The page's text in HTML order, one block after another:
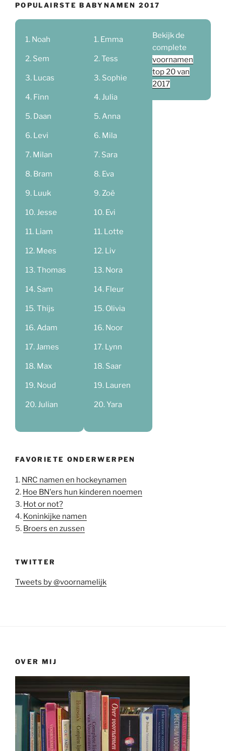
POPULAIRSTE BABYNAMEN 2017
Noah
Sem
Lucas
Finn
Daan
Levi
Milan
Bram
Luuk
Jesse
Liam
Mees
Thomas
Sam
Thijs
Adam
James
Max
Noud
Julian
Emma
Tess
Sophie
Julia
Anna
Mila
Sara
Eva
Zoë
Evi
Lotte
Liv
Nora
Fleur
Olivia
Noor
Lynn
Saar
Lauren
Yara
Bekijk de
complete
voornamen
top 20 van
2017
FAVORIETE ONDERWERPEN
1. NRC namen en hockeynamen
2. Hoe BN'ers hun kinderen noemen
3. Hot or not?
4. Koninkijke namen
5. Broers en zussen
TWITTER
Tweets by @voornamelijk
OVER MIJ